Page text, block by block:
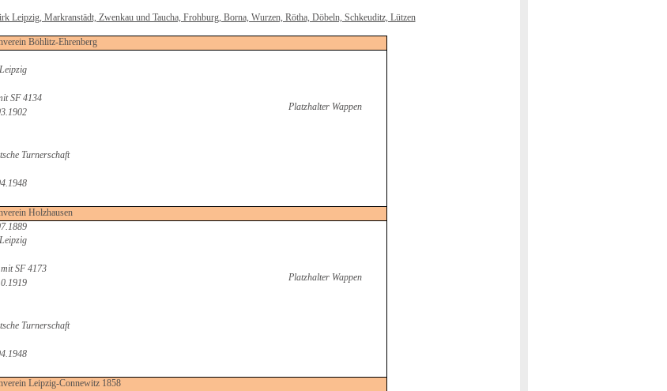
Leipzig, Markranstädt, Zwenkau und Taucha, Frohburg, Borna, Wurzen, Rötha, Döbeln, Schkeuditz, Lützen
Böhlitz-Ehrenberg
Platzhalter Wappen
SF 4134
Turnerschaft
Holzhausen
Platzhalter Wappen
SF 4173
Turnerschaft
Leipzig-Connewitz 1858